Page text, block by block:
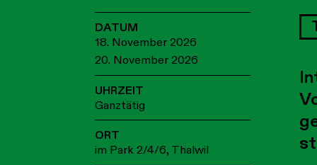
DATUM
18. November 2026
20. November 2026
UHRZEIT
Ganztätig
ORT
im Park 2/4/6, Thalwil